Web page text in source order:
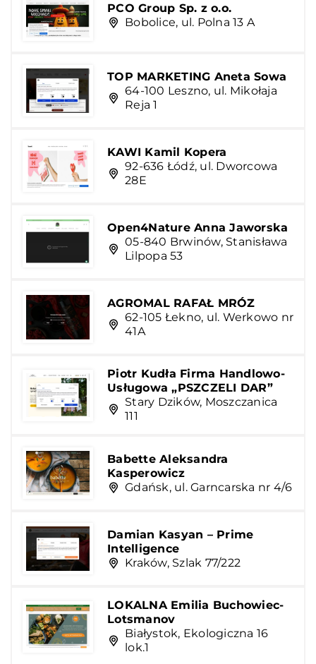
PCO Group Sp. z o.o.
Bobolice, ul. Polna 13 A
TOP MARKETING Aneta Sowa
64-100 Leszno, ul. Mikołaja
Reja 1
KAWI Kamil Kopera
92-636 Łódź, ul. Dworcowa
28E
Open4Nature Anna Jaworska
05-840 Brwinów, Stanisława
Lilpopa 53
AGROMAL RAFAŁ MRÓZ
62-105 Łekno, ul. Werkowo nr
41A
Piotr Kudła Firma Handlowo-
Usługowa „PSZCZELI DAR”
Stary Dzików, Moszczanica
111
Babette Aleksandra
Kasperowicz
Gdańsk, ul. Garncarska nr 4/6
Damian Kasyan – Prime
Intelligence
Kraków, Szlak 77/222
LOKALNA Emilia Buchowiec-
Lotsmanov
Białystok, Ekologiczna 16
lok.1